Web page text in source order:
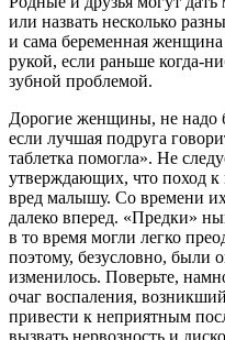
или назвать несколько
и сама беременная
рукой, если раньше когда-
зубной проблемой.
Дорогие женщины, не надо
если лучшая подруга
таблетка помогла». Не
утверждающих, что поход к
вред малышу. Со времени
далеко вперед. «Предки»
в то время могли легко
поэтому, безусловно, были
изменилось. Поверьте,
очаг воспаления,
привести к неприятным